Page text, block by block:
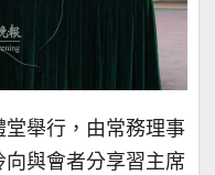
舉行，由常務理事
與會者分享習主席